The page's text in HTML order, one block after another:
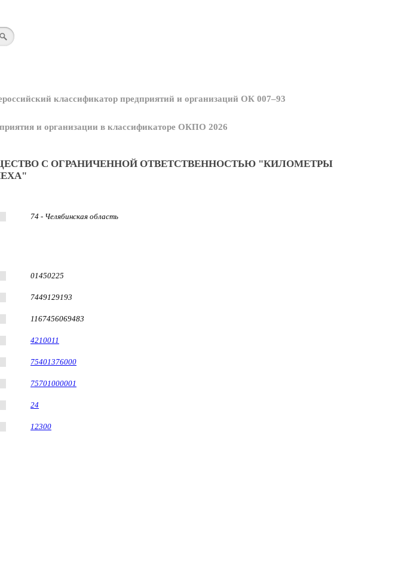
классификатор предприятий и организаций ОК 007–93
и организации в классификаторе ОКПО 2026
С ОГРАНИЧЕННОЙ ОТВЕТСТВЕННОСТЬЮ "КИЛОМЕТРЫ
74 - Челябинская область
01450225
7449129193
1167456069483
4210011
75401376000
75701000001
24
12300